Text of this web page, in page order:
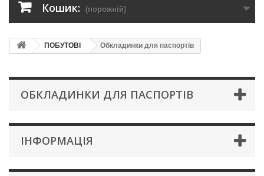
Кошик: (порожній)
ПОБУТОВІ Обкладинки для паспортів
ОБКЛАДИНКИ ДЛЯ ПАСПОРТІВ
IНФОРМАЦIЯ